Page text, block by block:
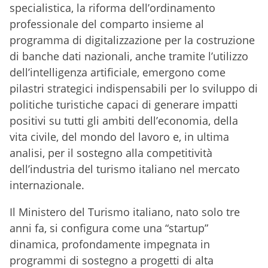
specialistica, la riforma dell’ordinamento
professionale del comparto insieme al
programma di digitalizzazione per la costruzione
di banche dati nazionali, anche tramite l’utilizzo
dell’intelligenza artificiale, emergono come
pilastri strategici indispensabili per lo sviluppo di
politiche turistiche capaci di generare impatti
positivi su tutti gli ambiti dell’economia, della
vita civile, del mondo del lavoro e, in ultima
analisi, per il sostegno alla competitività
dell’industria del turismo italiano nel mercato
internazionale.
Il Ministero del Turismo italiano, nato solo tre
anni fa, si configura come una “startup”
dinamica, profondamente impegnata in
programmi di sostegno a progetti di alta